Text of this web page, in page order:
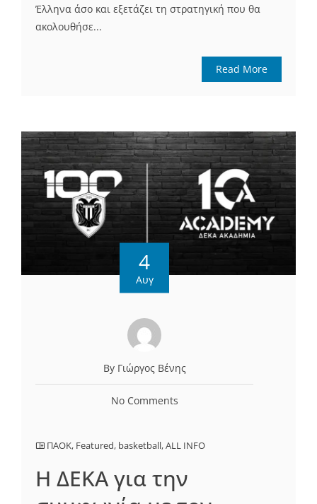
Έλληνα άσο και εξετάζει τη στρατηγική που θα
ακολουθήσε...
Read More
4
Αυγ
By Γιώργος Βένης
No Comments
ΠΑΟΚ, Featured, basketball,ALL INFO
H ΔΕΚΑ για την